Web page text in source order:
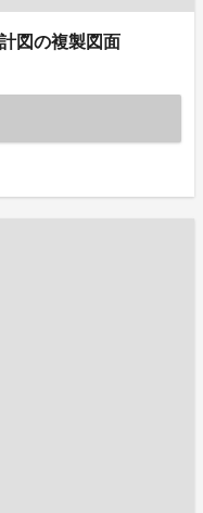
図の複製図面